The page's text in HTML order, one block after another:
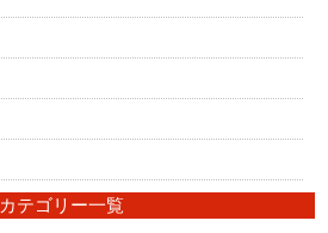
カテゴリー一覧